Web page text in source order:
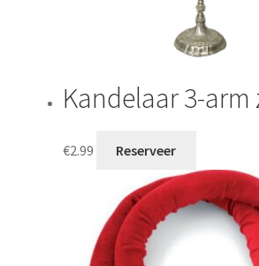
Kandelaar 3-arm
€2.99 Reserveer